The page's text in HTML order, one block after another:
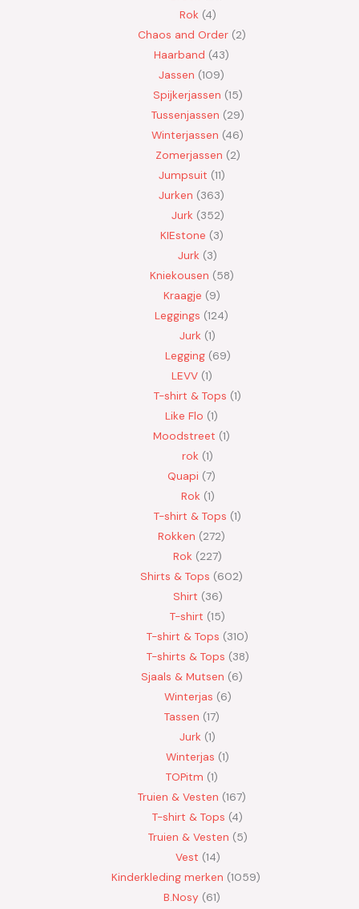
Rok 4
Chaos and Order 2
Haarband 43
Jassen 109
Spijkerjassen 15
Tussenjassen 29
Winterjassen 46
Zomerjassen 2
Jumpsuit 11
Jurken 363
Jurk 352
KIEstone 3
Jurk 3
Kniekousen 58
Kraagje 9
Leggings 124
Jurk 1
Legging 69
LEVV 1
T-shirt & Tops 1
Like Flo 1
Moodstreet 1
rok 1
Quapi 7
Rok 1
T-shirt & Tops 1
Rokken 272
Rok 227
Shirts & Tops 602
Shirt 36
T-shirt 15
T-shirt & Tops 310
T-shirts & Tops 38
Sjaals & Mutsen 6
Winterjas 6
Tassen 17
Jurk 1
Winterjas 1
TOPitm 1
Truien & Vesten 167
T-shirt & Tops 4
Truien & Vesten 5
Vest 14
Kinderkleding merken 1059
B.Nosy 61